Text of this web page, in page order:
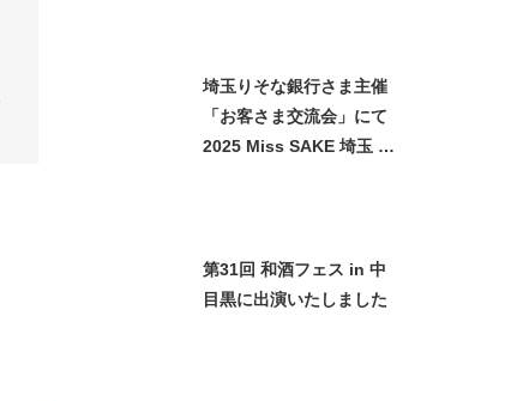
埼玉りそな銀行さま主催
「お客さま交流会」にて
2025 Miss SAKE 埼玉 石
第31回 和酒フェス in 中
目黒に出演いたしました